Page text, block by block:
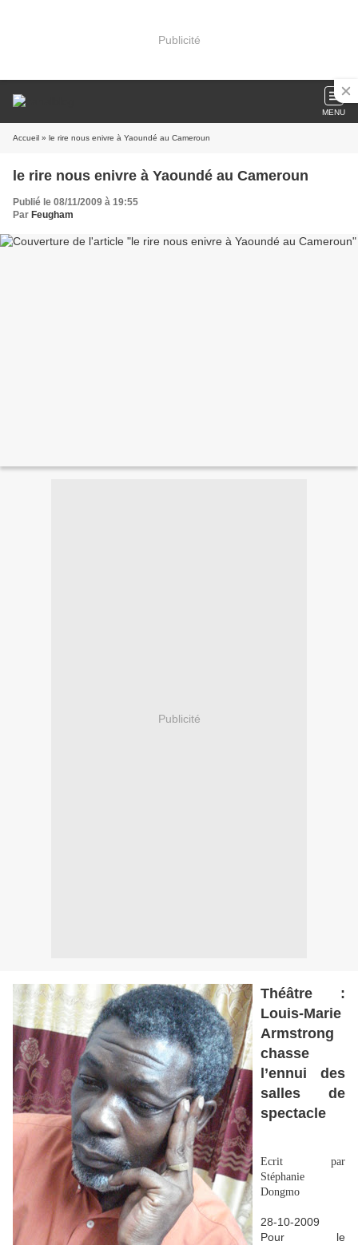
Publicité
MENU
Accueil » le rire nous enivre à Yaoundé au Cameroun
le rire nous enivre à Yaoundé au Cameroun
Publié le 08/11/2009 à 19:55
Par Feugham
Publicité
Théâtre :
Louis-Marie
Armstrong
chasse
l’ennui des
salles de
spectacle
Ecrit par
Stéphanie
Dongmo
28-10-2009
Pour le